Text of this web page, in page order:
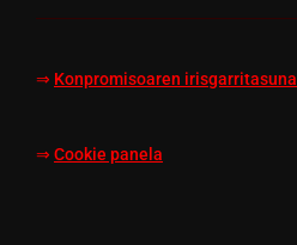
⇒ Konpromisoaren irisgarritasuna
⇒ Cookie panela